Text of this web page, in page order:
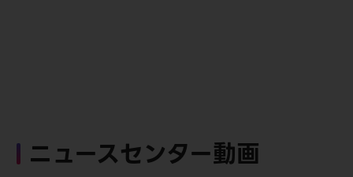
ニュースセンター動画